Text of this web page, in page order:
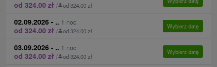
godzinie 15:00 - 18:00.
CENNIK - DODATKI
Płatność należy uregulować na miejscu po przyjeździe
do recepcji.
od 324.00 zł / od 324.00 zł
02.09.2026 - .. 1 noc
od 324.00 zł / od 324.00 zł
Wybierz datę
03.09.2026 - .. 1 noc
od 324.00 zł / od 324.00 zł
Wybierz datę